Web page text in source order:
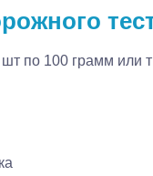
по 100 грамм или